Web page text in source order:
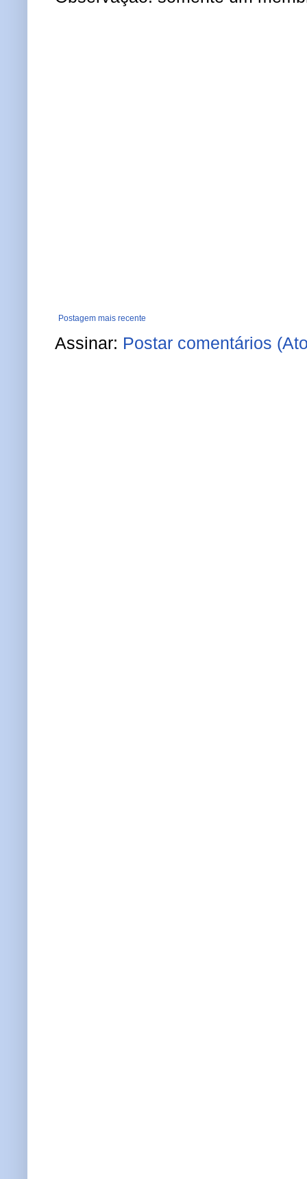
Postagem mais recente
Assinar: Postar comentários